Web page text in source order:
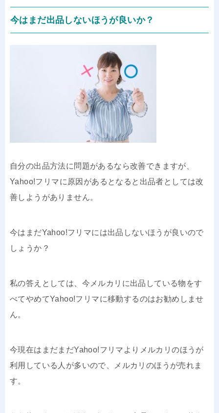
今はまだ出品しないほうが良いか？
自分の出品方法に問題があるなら改善できますが、
Yahoo!フリマに原因があるとなると出品者としては改
善しようがありません。
今はまだYahoo!フリマには出品しないほうが良いので
しょうか？
私の答えとしては、今メルカリに出品している物をす
べてやめてYahoo!フリマに移動するのはお勧めしませ
ん。
今現在はまだまだYahoo!フリマよりメルカリのほうが
利用している人が多いので、メルカリのほうが売れま
す。